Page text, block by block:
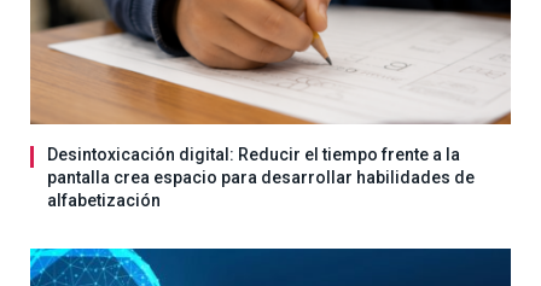
Desintoxicación digital: Reducir el tiempo frente a la
pantalla crea espacio para desarrollar habilidades de
alfabetización